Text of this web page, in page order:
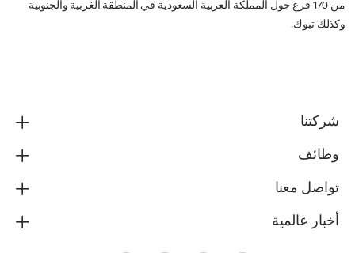
من 170 فرع حول المملكة العربية السعودية في المنطقة الغربية والجنوبية
وكذلك تبوك.
شركتنا
وظائف
تواصل معنا
أخبار عالمية